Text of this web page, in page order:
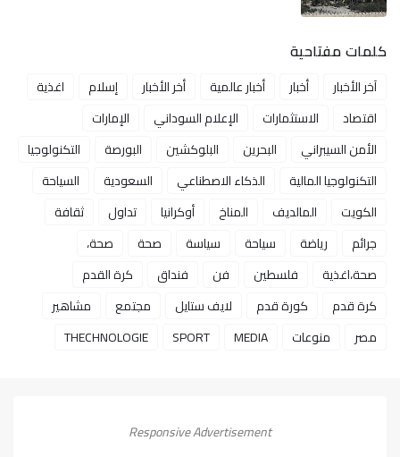
كلمات مفتاحية
آخر الأخبار أخبار أخبار عالمية أخر الأخبار إسلام
اغذية
اقتصاد
الاستثمارات الإعلام السوداني
الإمارات
الأمن السيبراني
البحرين البلوكشين البورصة
التكنولوجيا
التكنولوجيا المالية
الذكاء الاصطناعي السعودية
السياحة
الكويت
المالديف المناخ أوكرانيا تداول
ثقافة
جرائم
رياضة سياحة سياسة صحة
صحة،
صحة،اغذية
فلسطين فن فنداق
كرة القدم
كرة قدم
كورة قدم لايف ستايل مجتمع
مشاهير
مصر
منوعات MEDIA
SPORT
THECHNOLOGIE
Responsive Advertisement